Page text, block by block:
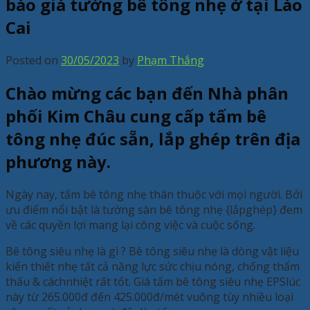
Cai
Posted on 30/05/2023 by Phạm Thắng
Chào mừng các bạn đến Nhà phân
phối Kim Châu cung cấp tấm bê
tông nhẹ đúc sẵn, lắp ghép trên địa
phương này.
Ngày nay, tấm bê tông nhẹ thân thuộc với mọi người. Bởi
ưu điểm nổi bật là tường sàn bê tông nhẹ {lắpghép} đem
về các quyền lợi mang lại công việc và cuộc sống.
Bê tông siêu nhẹ là gì ? Bê tông siêu nhẹ là dòng vật liệu
kiến thiết nhẹ tất cả năng lực sức chịu nóng, chống thẩm
thấu & cáchnhiệt rất tốt. Giá tấm bê tông siêu nhẹ EPSlúc
này từ 265.000đ đến 425.000đ/mét vuông tùy nhiều loại